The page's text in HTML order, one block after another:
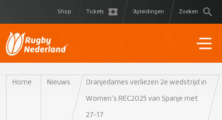
Shop Tickets Opleidingen Zoeken
Home Nieuws Oranjedames verliezen 2e wedstrijd in
Women’s REC2025 van Spanje met
27-17